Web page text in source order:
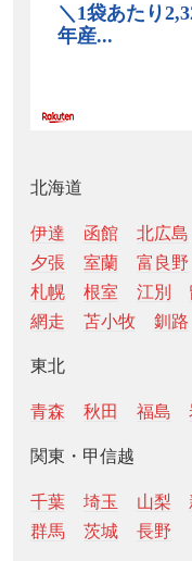
北海道
伊達 函館 北広島
夕張
室蘭 富良野
札幌
根室 江別
網走
苫小牧 釧路
東北
青森 秋田 福島
関東・甲信越
千葉 埼玉 山梨
群馬
茨城 長野